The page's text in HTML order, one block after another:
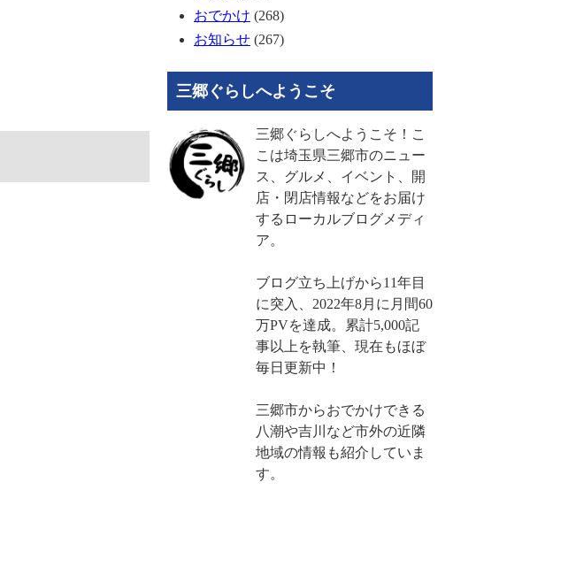
おでかけ (268)
お知らせ (267)
三郷ぐらしへようこそ
三郷ぐらしへようこそ！こ
こは埼玉県三郷市のニュー
ス、グルメ、イベント、開
店・閉店情報などをお届け
するローカルブログメディ
ア。
ブログ立ち上げから11年目
に突入、2022年8月に月間60
万PVを達成。累計5,000記
事以上を執筆、現在もほぼ
毎日更新中！
三郷市からおでかけできる
八潮や吉川など市外の近隣
地域の情報も紹介していま
す。